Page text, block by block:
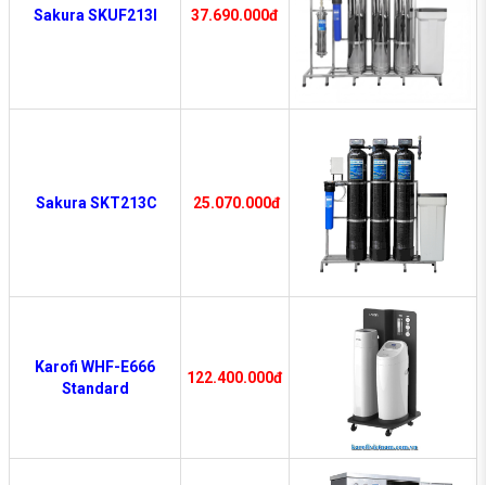
Sakura SKUF213I 37.690.000đ
Sakura SKT213C 25.070.000đ
Karofi WHF-E666
Standard
122.400.000đ